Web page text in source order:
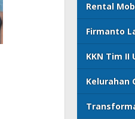
Rental
Firmanto
KKN Tim II
Kelurahan